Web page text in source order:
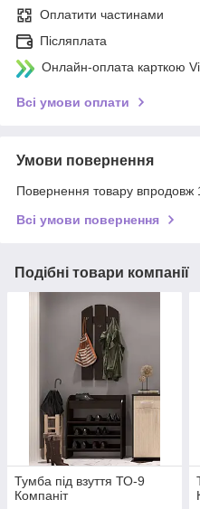
Оплатити частинами
Післяплата
Онлайн-оплата карткою
Всі умови оплати
Умови повернення
Повернення товару впродовж
Всі умови повернення
Подібні товари компанії
Тумба під взуття ТО-9
Компаніт